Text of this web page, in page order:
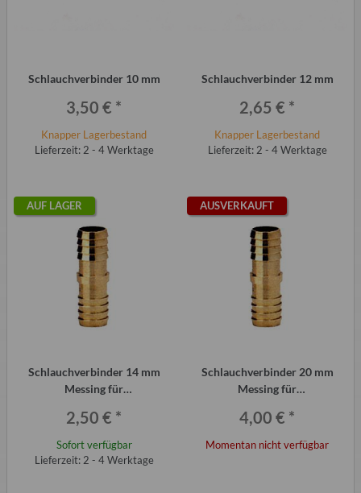
Schlauchverbinder 10 mm
3,50 € *
Knapper Lagerbestand
Lieferzeit: 2 - 4 Werktage
Schlauchverbinder 12 mm
2,65 € *
Knapper Lagerbestand
Lieferzeit: 2 - 4 Werktage
AUF LAGER
Schlauchverbinder 14 mm
Messing für
2,50 € *
Sofort verfügbar
Lieferzeit: 2 - 4 Werktage
AUSVERKAUFT
Schlauchverbinder 20 mm
Messing für
4,00 € *
Momentan nicht verfügbar